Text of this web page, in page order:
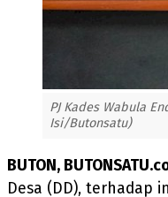
PJ Kades Wabula
Isi/Butonsatu)
BUTON,
Desa (DD), terhadap